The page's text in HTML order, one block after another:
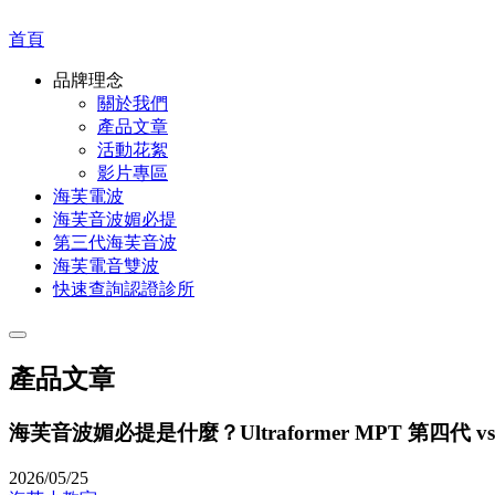
首頁
品牌理念
關於我們
產品文章
活動花絮
影片專區
海芙電波
海芙音波媚必提
第三代海芙音波
海芙電音雙波
快速查詢認證診所
產品文章
海芙音波媚必提是什麼？Ultraformer MPT 第四代
2026/05/25